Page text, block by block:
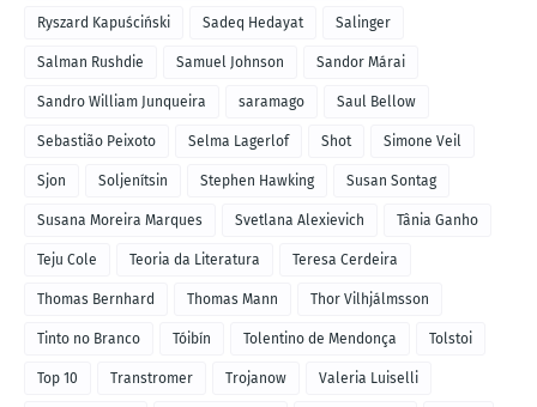
Ryszard Kapuściński Sadeq Hedayat Salinger
Salman Rushdie Samuel Johnson Sandor Márai
Sandro William Junqueira saramago Saul Bellow
Sebastião Peixoto Selma Lagerlof Shot Simone Veil
Sjon Soljenítsin Stephen Hawking Susan Sontag
Susana Moreira Marques Svetlana Alexievich Tânia Ganho
Teju Cole Teoria da Literatura Teresa Cerdeira
Thomas Bernhard Thomas Mann Thor Vilhjálmsson
Tinto no Branco Tóibín Tolentino de Mendonça Tolstoi
Top 10 Transtromer Trojanow Valeria Luiselli